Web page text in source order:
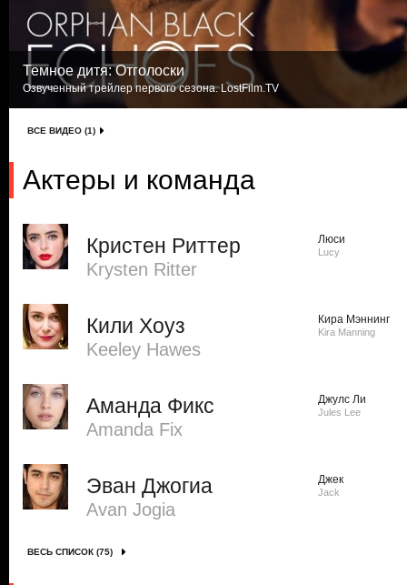
Темное дитя: Отголоски
Озвученный трейлер первого сезона. LostFilm.TV
ВСЕ ВИДЕО (1)
Актеры и команда
Кристен Риттер
Krysten Ritter
Люси
Lucy
Кили Хоуз
Keeley Hawes
Кира Мэннинг
Kira Manning
Аманда Фикс
Amanda Fix
Джулс Ли
Jules Lee
Эван Джогиа
Avan Jogia
Джек
Jack
ВЕСЬ СПИСОК (75)